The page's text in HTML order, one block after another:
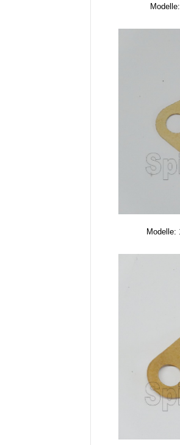
Modelle: